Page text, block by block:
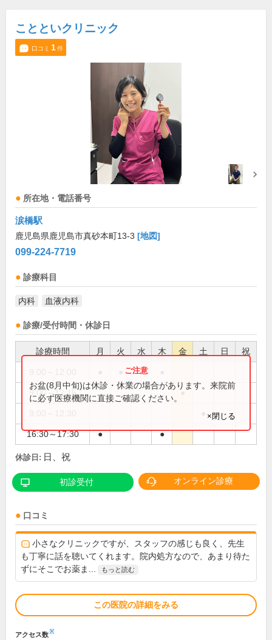
ことといクリニック
口コミ 1件
所在地・電話番号
涙橋駅
鹿児島県鹿児島市真砂本町13-3 [地図]
099-224-7719
診療科目
内科 血液内科
診療/受付時間・休診日
診療時間 月 火 水 木 金 土 日 祝
●
9:00～12:15 ●
16:30～17:30 ● ●
お盆(8月中旬)は休診・休業の場合があります。来院前
に必ず医療機関に直接ご確認ください。
×閉じる
休診日: 日、祝
初診受付 オンライン診療
口コミ
小さなクリニックですが、スタッフの感じも良く、先生
も丁寧に話を聴いてくれます。院内処方なので、あまり待た
ずにそこでお薬ま...
もっと読む
この医院の詳細をみる
アクセス数※